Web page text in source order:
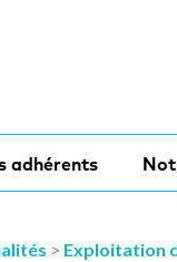
adhérents
> Exploitation